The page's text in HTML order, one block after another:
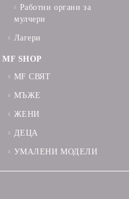
Работни органи за
мулчери
Лагери
MF SHOP
MF СВЯТ
МЪЖЕ
ЖЕНИ
ДЕЦА
УМАЛЕНИ МОДЕЛИ